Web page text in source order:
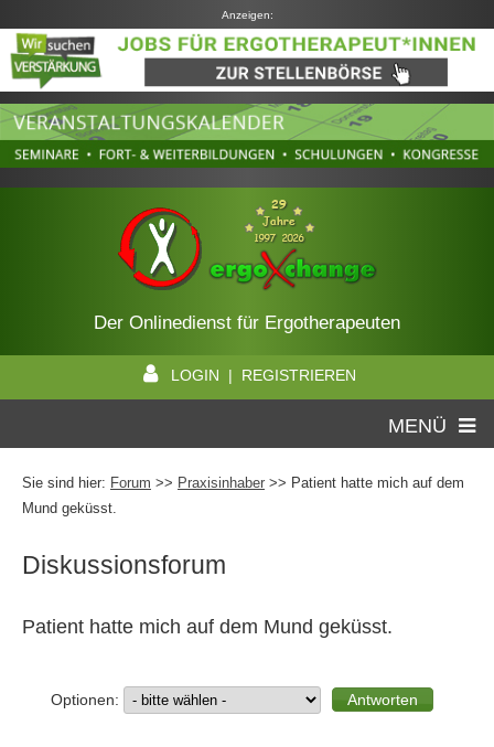
Anzeigen:
Der Onlinedienst für Ergotherapeuten
LOGIN | REGISTRIEREN
MENÜ
Sie sind hier: Forum >> Praxisinhaber >> Patient hatte mich auf dem
Mund geküsst.
Diskussionsforum
Patient hatte mich auf dem Mund geküsst.
Optionen: